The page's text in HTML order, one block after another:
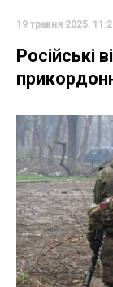
19 травня 2025,
Російські